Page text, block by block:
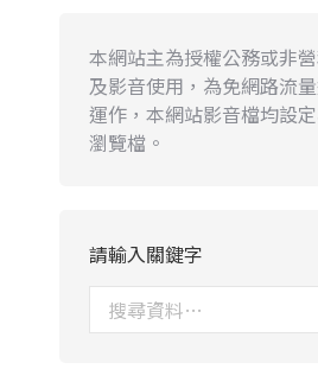
本網站主為授權公務或非
及影音使用，為免網路流
運作，本網站影音檔均設
瀏覽檔。
請輸入關鍵字